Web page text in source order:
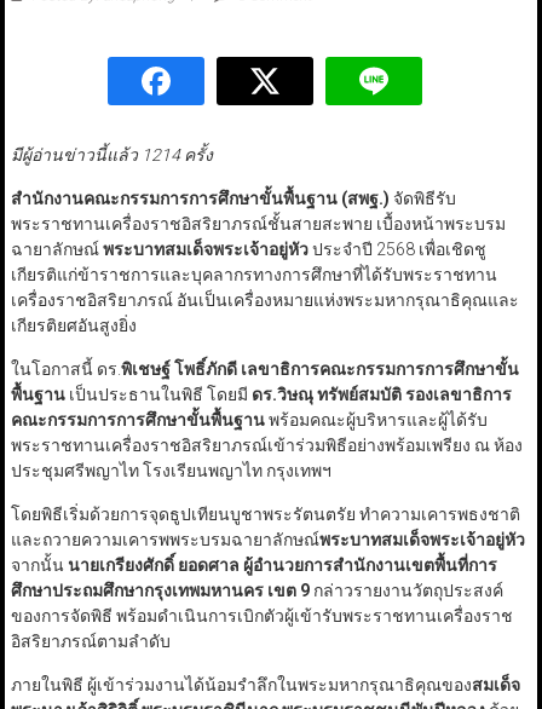
มีผู้อ่านข่าวนี้แล้ว 1214 ครั้ง
สำนักงานคณะกรรมการการศึกษาขั้นพื้นฐาน (สพฐ.) จัดพิธีรับ
พระราชทานเครื่องราชอิสริยาภรณ์ชั้นสายสะพาย เบื้องหน้าพระบรม
ฉายาลักษณ์พระบาทสมเด็จพระเจ้าอยู่หัวประจำปี 2568 เพื่อเชิดชู
เกียรติแก่ข้าราชการและบุคลากรทางการศึกษาที่ได้รับพระราชทาน
เครื่องราชอิสริยาภรณ์ อันเป็นเครื่องหมายแห่งพระมหากรุณาธิคุณและ
เกียรติยศอันสูงยิ่ง
ในโอกาสนี้ ดร. พิเชษฐ์ โพธิ์ภักดี เลขาธิการคณะกรรมการการศึกษาขั้น
พื้นฐานเป็นประธานในพิธี โดยมี ดร.วิษณุ ทรัพย์สมบัติ รองเลขาธิการ
คณะกรรมการการศึกษาขั้นพื้นฐานพร้อมคณะผู้บริหารและผู้ได้รับ
พระราชทานเครื่องราชอิสริยาภรณ์เข้าร่วมพิธีอย่างพร้อมเพรียง ณ ห้อง
ประชุมศรีพญาไท โรงเรียนพญาไท กรุงเทพฯ
โดยพิธีเริ่มด้วยการจุดธูปเทียนบูชาพระรัตนตรัย ทำความเคารพธงชาติ
และถวายความเคารพพระบรมฉายาลักษณ์พระบาทสมเด็จพระเจ้าอยู่หัว
จากนั้นนายเกรียงศักดิ์ ยอดศาล ผู้อำนวยการสำนักงานเขตพื้นที่การ
ศึกษาประถมศึกษากรุงเทพมหานคร เขต 9 กล่าวรายงานวัตถุประสงค์
ของการจัดพิธี พร้อมดำเนินการเบิกตัวผู้เข้ารับพระราชทานเครื่องราช
อิสริยาภรณ์ตามลำดับ
ภายในพิธี ผู้เข้าร่วมงานได้น้อมรำลึกในพระมหากรุณาธิคุณของสมเด็จ